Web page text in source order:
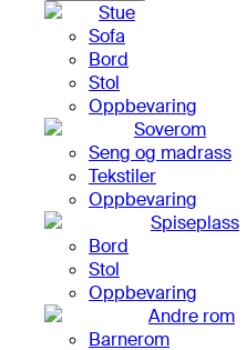
Stue
Sofa
Bord
Stol
Oppbevaring
Soverom
Seng og madrass
Tekstiler
Oppbevaring
Spiseplass
Bord
Stol
Oppbevaring
Andre rom
Barnerom